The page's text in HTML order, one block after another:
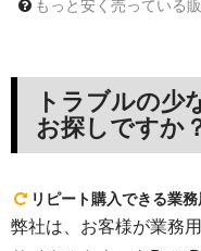
もっと安く売っている
トラブルの少
お探しですか
リピート購入できる業
弊社は、お客様が業務